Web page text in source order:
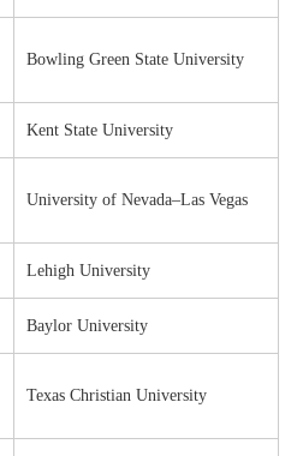
Bowling Green State University
Kent State University
University of Nevada–​Las Vegas
Lehigh University
Baylor University
Texas Christian University